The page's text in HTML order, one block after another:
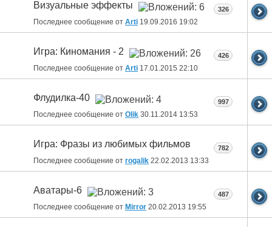
Визуальные эффекты
Последнее сообщение от Arti 19.09.2016 19:02
326
Игра: Киномания - 2
Последнее сообщение от Arti 17.01.2015 22:10
426
Флудилка-40
Последнее сообщение от Olik 30.11.2014 13:53
997
Игра: Фразы из любимых фильмов
Последнее сообщение от rogalik 22.02.2013 13:33
782
Аватары-6
Последнее сообщение от Mirror 20.02.2013 19:55
487